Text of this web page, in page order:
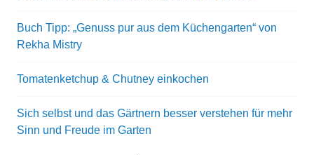
Buch Tipp: „Genuss pur aus dem Küchengarten“ von
Rekha Mistry
Tomatenketchup & Chutney einkochen
Sich selbst und das Gärtnern besser verstehen für mehr
Sinn und Freude im Garten